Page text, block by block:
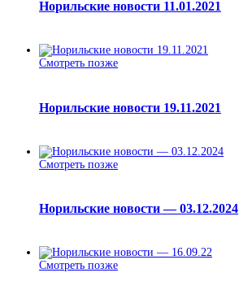
Норильские новости 11.01.2021
Смотреть позже
Норильские новости 19.11.2021
Смотреть позже
Норильские новости — 03.12.2024
Смотреть позже